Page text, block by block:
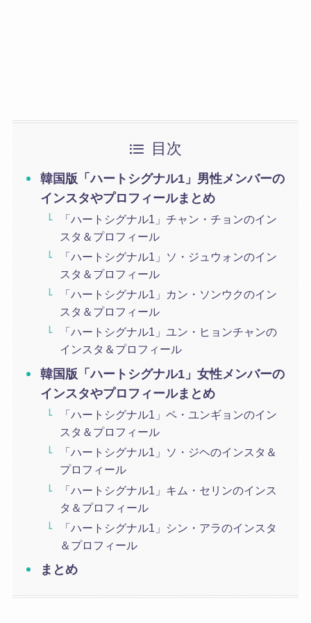
目次
韓国版「ハートシグナル1」男性メンバーの
インスタやプロフィールまとめ
「ハートシグナル1」チャン・チョンのイン
スタ＆プロフィール
「ハートシグナル1」ソ・ジュウォンのイン
スタ＆プロフィール
「ハートシグナル1」カン・ソンウクのイン
スタ＆プロフィール
「ハートシグナル1」ユン・ヒョンチャンの
インスタ＆プロフィール
韓国版「ハートシグナル1」女性メンバーの
インスタやプロフィールまとめ
「ハートシグナル1」ペ・ユンギョンのイン
スタ＆プロフィール
「ハートシグナル1」ソ・ジヘのインスタ＆
プロフィール
「ハートシグナル1」キム・セリンのインス
タ＆プロフィール
「ハートシグナル1」シン・アラのインスタ
＆プロフィール
まとめ